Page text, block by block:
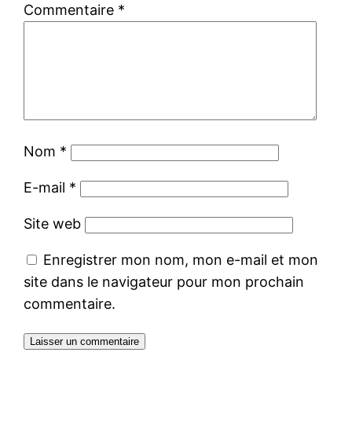
Commentaire *
Nom *
E-mail *
Site web
Enregistrer mon nom, mon e-mail et mon
site dans le navigateur pour mon prochain
commentaire.